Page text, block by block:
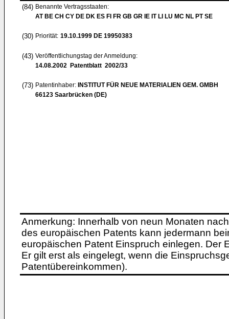
(84) Benannte Vertragsstaaten:
AT BE CH CY DE DK ES FI FR GB GR IE IT LI LU MC NL PT SE
(30) Priorität: 19.10.1999 DE 19950383
(43) Veröffentlichungstag der Anmeldung:
14.08.2002 Patentblatt 2002/33
(73) Patentinhaber: INSTITUT FÜR NEUE MATERIALIEN GEM. GMBH
66123 Saarbrücken (DE)
Anmerkung: Innerhalb von neun Monaten
des europäischen Patents kann jedermann
europäischen Patent Einspruch einlegen. Der
Er gilt erst als eingelegt, wenn die
Patentübereinkommen).